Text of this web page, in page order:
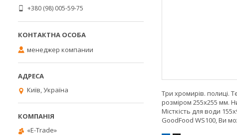
Три хромирів. полиці.
розміром 255х255 мм.
Місткість для води
GoodFood WS100, Ви
+380 (98) 005-59-75
менеджер компании
Київ, Україна
«E-Trade»